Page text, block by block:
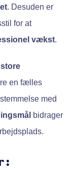
. Desuden er
for at
vækst.
store
en fælles
med
bidrager